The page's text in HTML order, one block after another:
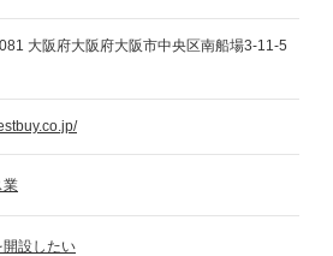
大阪府大阪府大阪市中央区南船場3-11-5
業
開設したい